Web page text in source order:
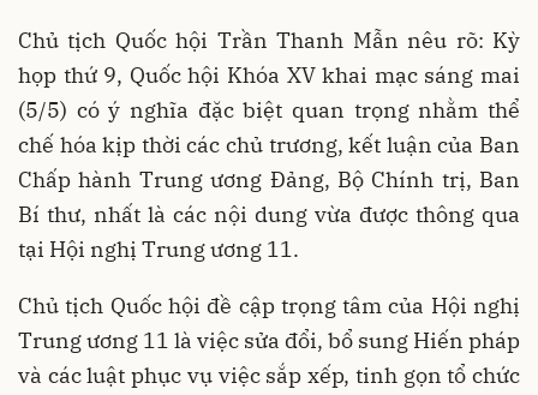
Chủ tịch Quốc hội Trần Thanh Mẫn nêu rõ: Kỳ
họp thứ 9, Quốc hội Khóa XV khai mạc sáng mai
(5/5) có ý nghĩa đặc biệt quan trọng nhằm thể
chế hóa kịp thời các chủ trương, kết luận của Ban
Chấp hành Trung ương Đảng, Bộ Chính trị, Ban
Bí thư, nhất là các nội dung vừa được thông qua
tại Hội nghị Trung ương 11.
Chủ tịch Quốc hội đề cập trọng tâm của Hội nghị
Trung ương 11 là việc sửa đổi, bổ sung Hiến pháp
và các luật phục vụ việc sắp xếp, tinh gọn tổ chức